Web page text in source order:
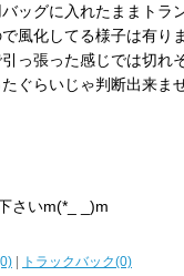
ッグに入れたままトラ
風化してる様子は有り
っ張った感じでは切れ
ぐらいじゃ判断出来ま
さいm(*_ _)m
トラックバック(0)